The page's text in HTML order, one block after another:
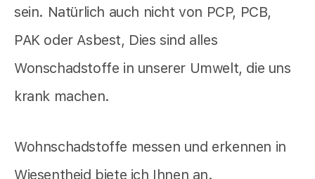
sein. Natürlich auch nicht von PCP, PCB,
PAK oder Asbest, Dies sind alles
Wonschadstoffe in unserer Umwelt, die uns
krank machen.
Wohnschadstoffe messen und erkennen in
Wiesentheid biete ich Ihnen an.